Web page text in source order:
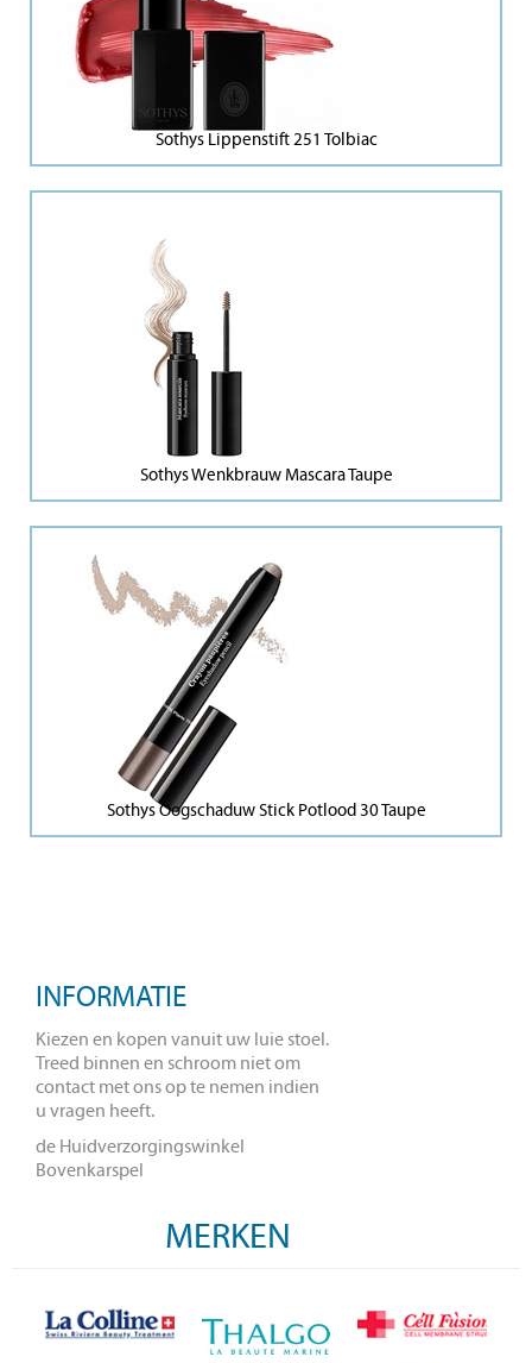
Sothys Lippenstift 251 Tolbiac
Sothys Wenkbrauw Mascara Taupe
Sothys Oogschaduw Stick Potlood 30 Taupe
INFORMATIE
Kiezen en kopen vanuit uw luie stoel.
Treed binnen en schroom niet om
contact met ons op te nemen indien
u vragen heeft.
de Huidverzorgingswinkel
Bovenkarspel
MERKEN